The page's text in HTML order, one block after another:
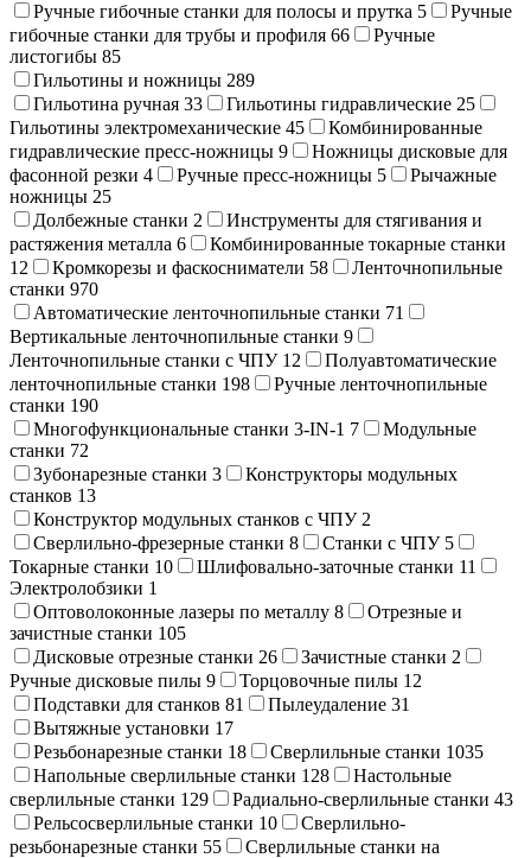
Ручные гибочные станки для полосы и прутка 5
Ручные
гибочные станки для трубы и профиля 66
Ручные
листогибы 85
Гильотины и ножницы 289
Гильотина ручная 33 Гильотины гидравлические 25
Гильотины электромеханические 45
Комбинированные
гидравлические пресс-ножницы 9
Ножницы дисковые для
фасонной резки 4 Ручные пресс-ножницы 5
Рычажные
ножницы 25
Долбежные станки 2
Инструменты для стягивания и
растяжения металла 6
Комбинированные токарные станки
12
Кромкорезы и фаскосниматели 58
Ленточнопильные
станки 970
Автоматические ленточнопильные станки 71
Вертикальные ленточнопильные станки 9
Ленточнопильные станки с ЧПУ 12
Полуавтоматические
ленточнопильные станки 198
Ручные ленточнопильные
станки 190
Многофункциональные станки 3-IN-1 7
Модульные
станки 72
Зубонарезные станки 3
Конструкторы модульных
станков 13
Конструктор модульных станков с ЧПУ 2
Сверлильно-фрезерные станки 8 Станки с ЧПУ 5
Токарные станки 10 Шлифовально-заточные станки 11
Электролобзики 1
Оптоволоконные лазеры по металлу 8
Отрезные и
зачистные станки 105
Дисковые отрезные станки 26 Зачистные станки 2
Ручные дисковые пилы 9 Торцовочные пилы 12
Подставки для станков 81 Пылеудаление 31
Вытяжные установки 17
Резьбонарезные станки 18 Сверлильные станки 1035
Напольные сверлильные станки 128
Настольные
сверлильные станки 129 Радиально-сверлильные станки 43
Рельсосверлильные станки 10
Сверлильно-
резьбонарезные станки 55
Сверлильные станки на